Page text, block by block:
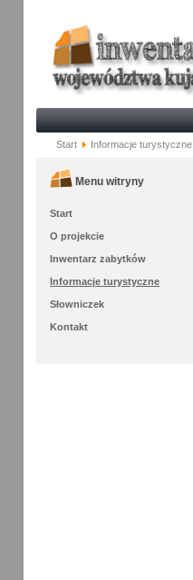
Start Informacje turystyczne
Menu witryny
Start
O projekcie
Inwentarz zabytków
Informacje turystyczne
Słowniczek
Kontakt